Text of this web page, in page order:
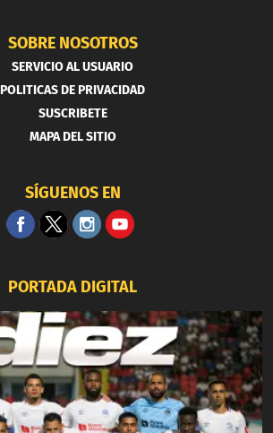
SOBRE NOSOTROS
SERVICIO AL USUARIO
POLITICAS DE PRIVACIDAD
SUSCRIBETE
MAPA DEL SITIO
SÍGUENOS EN
PORTADA DIGITAL